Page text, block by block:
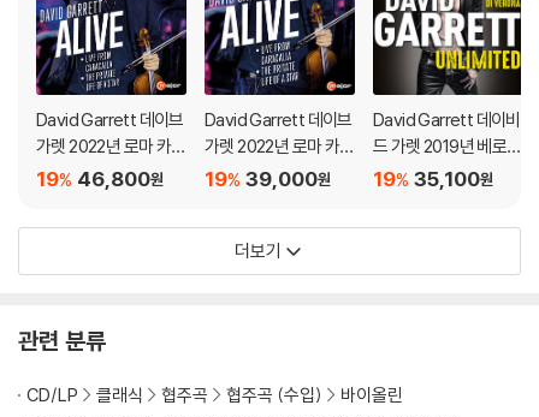
David Garrett 데이브
가렛 2022년 로마 카라
칼라 실황 & 다큐멘터
Caracalla)
46,800원
19%
David Garrett 데이브
가렛 2022년 로마 카라
칼라 실황 & 다큐멘터
Caracalla)
39,000원
19%
David Garrett 데이비
드 가렛 2019년 베로나
극장 실황 콘서트 (Unli
35,100원
19%
더보기
관련 분류
CD/LP 클래식 협주곡 협주곡 (수입)
바이올린